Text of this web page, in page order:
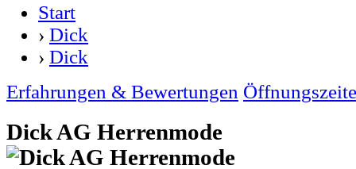
Start
› Dick
› Dick
Erfahrungen & Bewertungen
Dick AG Herrenmode